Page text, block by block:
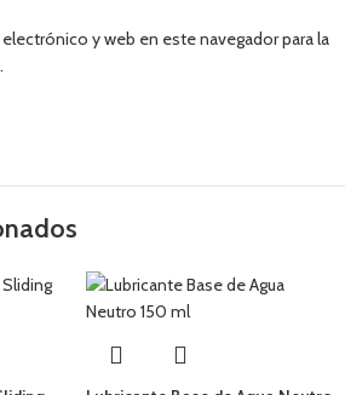
y web en este navegador para la